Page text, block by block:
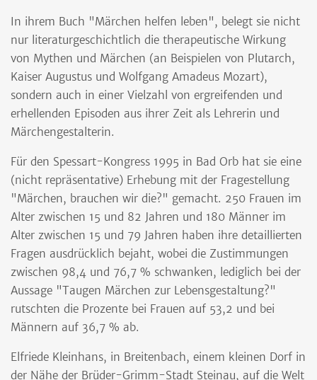
In ihrem Buch "Märchen helfen leben", belegt sie nicht
nur literaturgeschichtlich die therapeutische Wirkung
von Mythen und Märchen (an Beispielen von Plutarch,
Kaiser Augustus und Wolfgang Amadeus Mozart),
sondern auch in einer Vielzahl von ergreifenden und
erhellenden Episoden aus ihrer Zeit als Lehrerin und
Märchengestalterin.
Für den Spessart-Kongress 1995 in Bad Orb hat sie eine
(nicht repräsentative) Erhebung mit der Fragestellung
"Märchen, brauchen wir die?" gemacht. 250 Frauen im
Alter zwischen 15 und 82 Jahren und 180 Männer im
Alter zwischen 15 und 79 Jahren haben ihre detaillierten
Fragen ausdrücklich bejaht, wobei die Zustimmungen
zwischen 98,4 und 76,7 % schwanken, lediglich bei der
Aussage "Taugen Märchen zur Lebensgestaltung?"
rutschten die Prozente bei Frauen auf 53,2 und bei
Männern auf 36,7 % ab.
Elfriede Kleinhans, in Breitenbach, einem kleinen Dorf in
der Nähe der Brüder-Grimm-Stadt Steinau, auf die Welt